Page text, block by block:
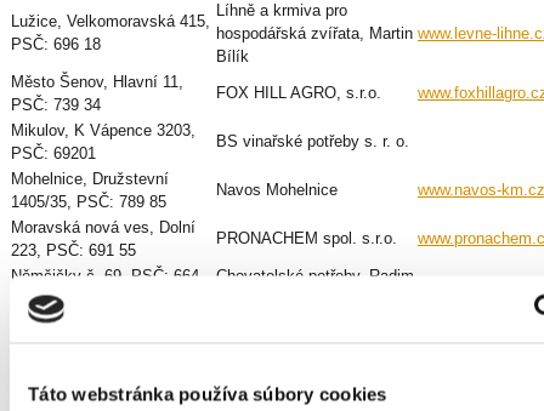
Táto webstránka používa súbory cookies
Lužice, Velkomoravská 415,
PSČ: 696 18
Líhně a krmiva pro
hospodářská zvířata, Martin
Bílík
www.levne-
Město Šenov, Hlavní 11,
PSČ: 739 34
FOX HILL AGRO, s.r.o.
Mikulov, K Vápence 3203,
PSČ: 69201
BS vinařské potřeby s. r. o.
Mohelnice, Družstevní
1405/35, PSČ: 789 85
Navos Mohelnice www.navos-km.cz
Moravská nová ves, Dolní
223, PSČ: 691 55
PRONACHEM spol. s.r.o.
Němčičky č. 69, PSČ: 664
Chovatelské potřeby, Radim
Odry, Nové Město 288/16,
PSČ: 779 00
Rosnička CZ, s.r.o.